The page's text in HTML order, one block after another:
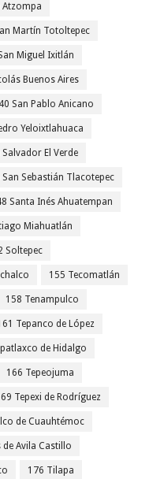
Atzompa
Martín Totoltepec
Miguel Ixitlán
Buenos Aires
San Pablo Anicano
Yeloixtlahuaca
Salvador El Verde
San Sebastián Tlacotepec
Santa Inés Ahuatempan
Miahuatlán
Soltepec
155 Tecomatlán
158 Tenampulco
Tepanco de López
de Hidalgo
166 Tepeojuma
Tepexi de Rodríguez
de Cuauhtémoc
de Avila Castillo
176 Tilapa